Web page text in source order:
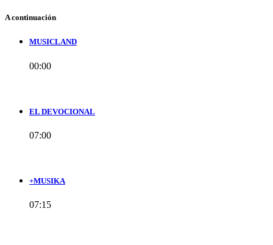
A continuación
MUSICLAND
00:00
EL DEVOCIONAL
07:00
+MUSIKA
07:15